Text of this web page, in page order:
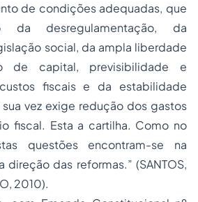
de condições adequadas, que
desregulamentação, da
social, da ampla liberdade
de capital, previsibilidade e
fiscais e da estabilidade
vez exige redução dos gastos
fiscal. Esta a cartilha. Como no
questões encontram-se na
direção das reformas.” (SANTOS,
2010).